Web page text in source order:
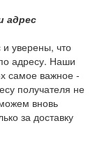
адрес
уверены, что
адресу. Наши
самое важное -
получателя не
вновь
за доставку